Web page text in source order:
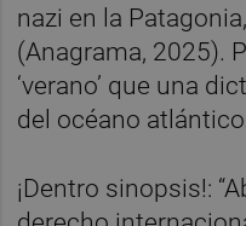
nazi en la
(Anagrama, 2025).
‘verano’ que una
del océano
¡Dentro sinopsis!: